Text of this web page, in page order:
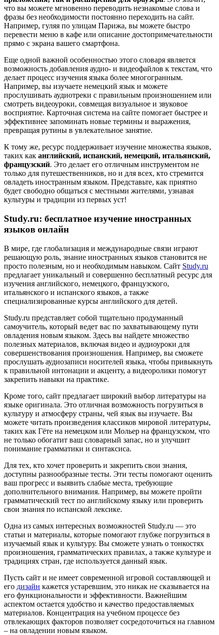
что вы можете мгновенно переводить незнакомые слова и
фразы без необходимости постоянно переходить на сайт.
Например, гуляя по улицам Парижа, вы можете быстро
перевести меню в кафе или описание достопримечательности
прямо с экрана вашего смартфона.
Еще одной важной особенностью этого словаря является
возможность добавления аудио- и видеофайлов к текстам, что
делает процесс изучения языка более многогранным.
Например, вы изучаете немецкий язык и можете
прослушивать аудиотреки с правильным произношением или
смотреть видеоуроки, совмещая визуальное и звуковое
восприятие. Карточная система на сайте помогает быстрее и
эффективнее запоминать новые термины и выражения,
превращая рутины в увлекательное занятие.
К тому же, ресурс поддерживает изучение множества языков,
таких как английский, испанский, немецкий, итальянский,
французский. Это делает его отличным инструментом не
только для путешественников, но и для всех, кто стремится
овладеть иностранным языком. Представьте, как приятно
будет свободно общаться с местными жителями, узнавая
культуры и традиции из первых уст!
Study.ru: бесплатное изучение иностранных
языков онлайн
В мире, где глобализация и международные связи играют
решающую роль, знание иностранных языков становится не
просто полезным, но и необходимым навыком. Сайт Study.ru
предлагает уникальный и совершенно бесплатный ресурс для
изучения английского, немецкого, французского,
итальянского и испанского языков, а также
специализированные курсы английского для детей.
Study.ru представляет собой тщательно продуманный
самоучитель, который ведет вас по захватывающему пути
овладения новым языком. Здесь вы найдете множество
полезных материалов, включая видео и аудиоуроки для
совершенствования произношения. Например, вы сможете
прослушать аудиозаписи носителей языка, чтобы привыкнуть
к правильной интонации и акценту, а видеоролики помогут
закрепить навыки на практике.
Кроме того, сайт предлагает широкий выбор литературы на
языке оригинала. Это отличная возможность погрузиться в
культуру и атмосферу страны, чей язык вы изучаете. Вы
можете читать произведения классиков мировой литературы,
таких как Гёте на немецком или Мольер на французском, что
не только обогатит ваш словарный запас, но и улучшит
понимание грамматики и синтаксиса.
Для тех, кто хочет проверить и закрепить свои знания,
доступны разнообразные тесты. Эти тесты помогают оценить
ваш прогресс и выявить слабые места, требующие
дополнительного внимания. Например, вы можете пройти
грамматический тест по английскому языку или проверить
свои знания по испанской лексике.
Одна из самых интересных возможностей Study.ru — это
статьи и материалы, которые помогают глубже погрузиться в
изучаемый язык и культуру. Вы сможете узнать о тонкостях
произношения, грамматических правилах, а также культуре и
традициях стран, где используется данный язык.
Пусть сайт и не имеет современной игровой составляющей и
его дизайн кажется устаревшим, это никак не сказывается на
его функциональности и эффективности. Важнейшим
аспектом остается удобство и качество предоставляемых
материалов. Концентрация на учебном процессе без
отвлекающих факторов позволяет сосредоточиться на главном
– на овладении новым языком.